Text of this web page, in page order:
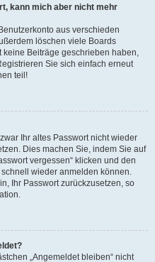
kann mich aber nicht mehr
aus verschieden
löschen viele Boards
keine Beiträge geschrieben haben,
Sie sich einfach erneut
teil!
Ihr altes Passwort nicht wieder
Dies machen Sie, indem Sie auf
vergessen“ klicken und den
wieder anmelden können.
Ihr Passwort zurückzusetzen, so
„Angemeldet bleiben“ nicht